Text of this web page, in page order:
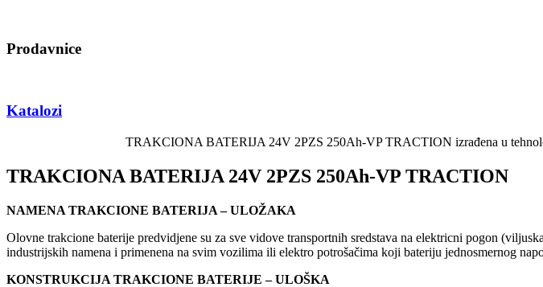
Prodavnice
Katalozi
TRAKCIONA BATERIJA 24V 2PZS 250Ah-VP TRACTION izrađena u
TRAKCIONA BATERIJA 24V 2PZS 250Ah-VP TRACTION
NAMENA TRAKCIONE BATERIJA – ULOŽAKA
Olovne trakcione baterije predvidjene su za sve vidove transportnih sredstava na elektricni pogon
industrijskih namena i primenena na svim vozilima ili elektro potrošačima koji bateriju jednosmernog
KONSTRUKCIJA TRAKCIONE BATERIJE – ULOŠKA